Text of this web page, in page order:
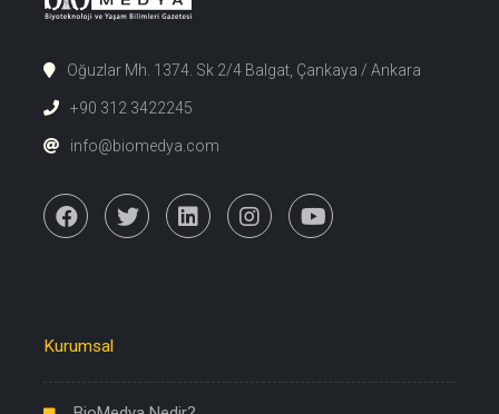
Oğuzlar Mh. 1374. Sk 2/4 Balgat, Çankaya / Ankara
+90 312 3422245
info@biomedya.com
Kurumsal